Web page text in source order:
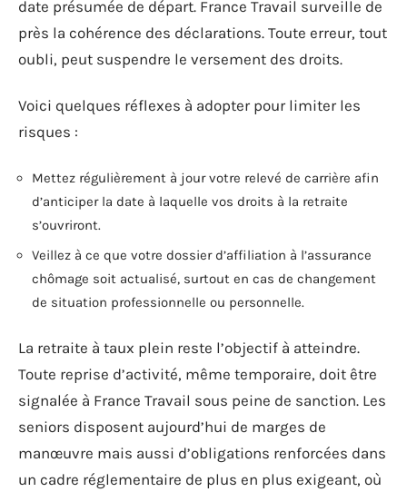
date présumée de départ. France Travail surveille de
près la cohérence des déclarations. Toute erreur, tout
oubli, peut suspendre le versement des droits.
Voici quelques réflexes à adopter pour limiter les
risques :
Mettez régulièrement à jour votre relevé de carrière afin
d’anticiper la date à laquelle vos droits à la retraite
s’ouvriront.
Veillez à ce que votre dossier d’affiliation à l’assurance
chômage soit actualisé, surtout en cas de changement
de situation professionnelle ou personnelle.
La retraite à taux plein reste l’objectif à atteindre.
Toute reprise d’activité, même temporaire, doit être
signalée à France Travail sous peine de sanction. Les
seniors disposent aujourd’hui de marges de
manœuvre mais aussi d’obligations renforcées dans
un cadre réglementaire de plus en plus exigeant, où